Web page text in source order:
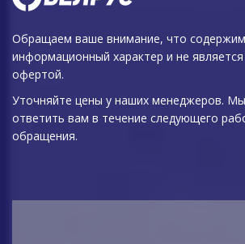
Обращаем ваше внимание, что
информационный характер и не
офертой.
Уточняйте цены у наших менеджеров.
ответить вам в течение следующего
обращения.